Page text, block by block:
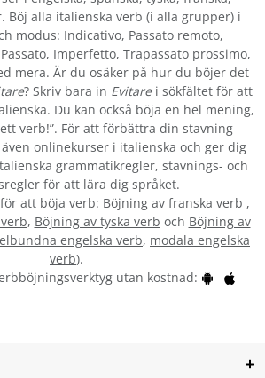
Böj alla italienska verb (i alla grupper) i
modus: Indicativo, Passato remoto,
Imperfetto, Trapassato prossimo,
mera. Är du osäker på hur du böjer det
? Skriv bara in Evitarei sökfältet för att
Du kan också böja en hel mening,
verb!”. För att förbättra din stavning
onlinekurser i italienska och ger dig
grammatikregler, stavnings- och
för att lära dig språket.
att böja verb: Böjning av franska verb ,
, Böjning av tyska verb och Böjning av
engelska verb, modala engelska
verb).
utan kostnad: